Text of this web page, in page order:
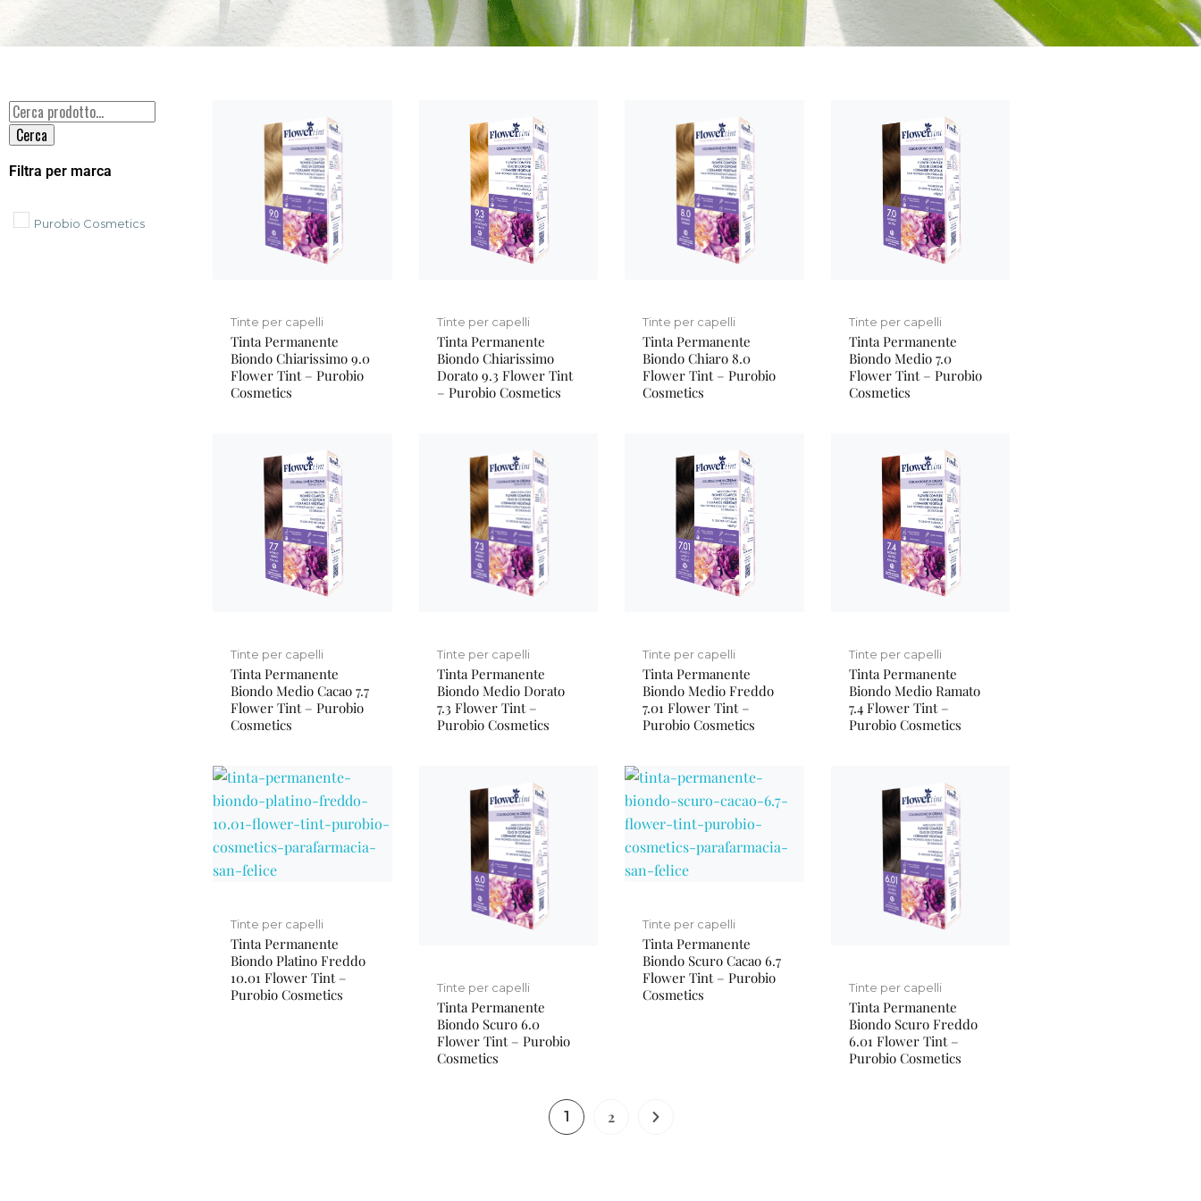
Cerca
Filtra per marca
Purobio Cosmetics
Tinte per capelli
Tinta Permanente
Biondo Chiarissimo 9.0
Flower Tint – Purobio
Cosmetics
Tinte per capelli
Tinta Permanente
Biondo Chiarissimo
Dorato 9.3 Flower Tint
– Purobio Cosmetics
Tinte per capelli
Tinta Permanente
Biondo Chiaro 8.0
Flower Tint – Purobio
Cosmetics
Tinte per capelli
Tinta Permanente
Biondo Medio 7.0
Flower Tint – Purobio
Cosmetics
Tinte per capelli
Tinta Permanente
Biondo Medio Cacao 7.7
Flower Tint – Purobio
Cosmetics
Tinte per capelli
Tinta Permanente
Biondo Medio Dorato
7.3 Flower Tint –
Purobio Cosmetics
Tinte per capelli
Tinta Permanente
Biondo Medio Freddo
7.01 Flower Tint –
Purobio Cosmetics
Tinte per capelli
Tinta Permanente
Biondo Medio Ramato
7.4 Flower Tint –
Purobio Cosmetics
Tinte per capelli
Tinta Permanente
Biondo Platino Freddo
10.01 Flower Tint –
Purobio Cosmetics
Tinte per capelli
Tinta Permanente
Biondo Scuro 6.0
Flower Tint – Purobio
Cosmetics
Tinte per capelli
Tinta Permanente
Biondo Scuro Cacao 6.7
Flower Tint – Purobio
Cosmetics
Tinte per capelli
Tinta Permanente
Biondo Scuro Freddo
6.01 Flower Tint –
Purobio Cosmetics
1 2